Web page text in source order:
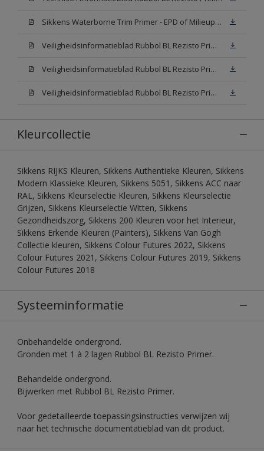
Sikkens Waterborne Trim Primer - EPD of Milieuproductverklaring
Veiligheidsinformatieblad Rubbol BL Rezisto Primer N00 (MSDS)
Veiligheidsinformatieblad Rubbol BL Rezisto Primer White (MSDS)
Veiligheidsinformatieblad Rubbol BL Rezisto Primer W05 (MSDS)
Kleurcollectie
Sikkens RIJKS Kleuren, Sikkens Authentieke Kleuren, Sikkens
Modern Klassieke Kleuren, Sikkens 5051, Sikkens ACC naar
RAL, Sikkens Kleurselectie Kleuren, Sikkens Kleurselectie
Grijzen, Sikkens Kleurselectie Witten, Sikkens
Gezondheidszorg, Sikkens 200 Kleuren voor het Interieur,
Sikkens Erkende Kleuren (Painters), Sikkens Van Gogh
Collectie kleuren, Sikkens Colour Futures 2022, Sikkens
Colour Futures 2021, Sikkens Colour Futures 2019, Sikkens
Colour Futures 2018
Systeeminformatie
Onbehandelde ondergrond.
Gronden met 1 à 2 lagen Rubbol BL Rezisto Primer.
Behandelde ondergrond.
Bijwerken met Rubbol BL Rezisto Primer.
Voor gedetailleerde toepassingsinstructies verwijzen wij
naar het technische documentatieblad van dit product.